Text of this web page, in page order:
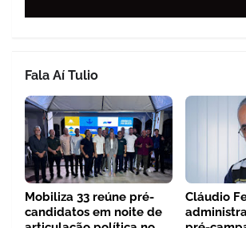
Fala Aí Tulio
Mobiliza 33 reúne pré-
candidatos em noite de
Cláudio